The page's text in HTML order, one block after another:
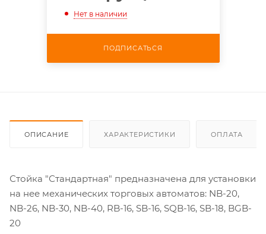
Нет в наличии
ПОДПИСАТЬСЯ
ОПИСАНИЕ ХАРАКТЕРИСТИКИ ОПЛАТА
Стойка "Стандартная" предназначена для установки
на нее механических торговых автоматов: NB-20,
NB-26, NB-30, NB-40, RB-16, SB-16, SQB-16, SB-18, BGB-
20